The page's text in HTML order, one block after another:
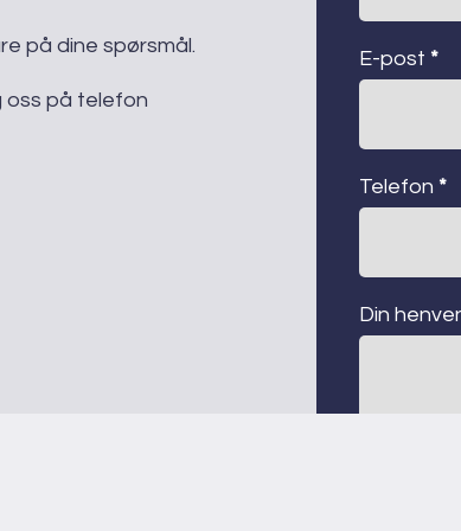
på dine spørsmål.
oss på telefon
E-post *
Telefon *
Din